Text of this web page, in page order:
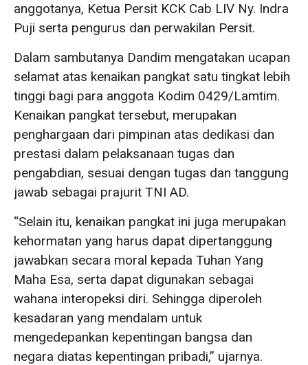
anggotanya, Ketua Persit KCK Cab LIV Ny. Indra
Puji serta pengurus dan perwakilan Persit.
Dalam sambutanya Dandim mengatakan ucapan
selamat atas kenaikan pangkat satu tingkat lebih
tinggi bagi para anggota Kodim 0429/Lamtim.
Kenaikan pangkat tersebut, merupakan
penghargaan dari pimpinan atas dedikasi dan
prestasi dalam pelaksanaan tugas dan
pengabdian, sesuai dengan tugas dan tanggung
jawab sebagai prajurit TNI AD.
“Selain itu, kenaikan pangkat ini juga merupakan
kehormatan yang harus dapat dipertanggung
jawabkan secara moral kepada Tuhan Yang
Maha Esa, serta dapat digunakan sebagai
wahana interopeksi diri. Sehingga diperoleh
kesadaran yang mendalam untuk
mengedepankan kepentingan bangsa dan
negara diatas kepentingan pribadi,” ujarnya.